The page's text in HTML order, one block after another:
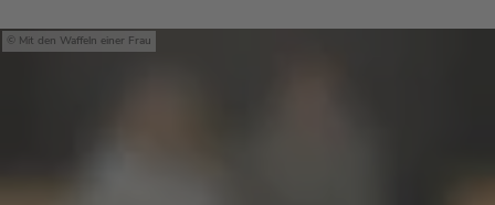
Mit den Waffeln einer Frau